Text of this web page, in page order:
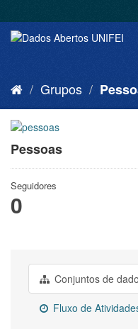
Grupos
Pessoas
Seguidores
0
Conjuntos de
Fluxo de